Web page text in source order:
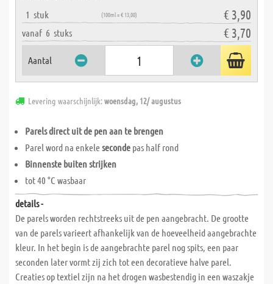
1 stuk (100ml = € 13,00) € 3,90
vanaf 6 stuks € 3,70
Aantal
Levering waarschijnlijk:woensdag, 12/ augustus
Parels direct uit de pen aan te brengen
Parel word na enkeleseconde pas half rond
Binnenste buiten strijken
tot 40 °C wasbaar
details -
De parels worden rechtstreeks uit de pen aangebracht. De grootte
van de parels varieert afhankelijk van de hoeveelheid aangebrachte
kleur. In het begin is de aangebrachte parel nog spits, een paar
seconden later vormt zij zich tot een decoratieve halve parel.
Creaties op textiel zijn na het drogen wasbestendig in een waszakje